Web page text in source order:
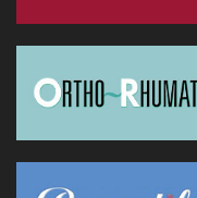
01 juillet 2026 - 20:51